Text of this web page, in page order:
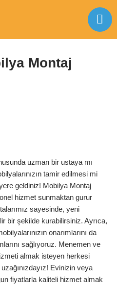
Montaj
uzman bir ustaya mı
tamir edilmesi mi
geldiniz! Mobilya Montaj
hizmet sunmaktan gurur
sayesinde, yeni
bir şekilde kurabilirsiniz. Ayrıca,
onarımlarını da
sağlıyoruz. Menemen ve
almak isteyen herkesi
Evinizin veya
fiyatlarla kaliteli hizmet almak